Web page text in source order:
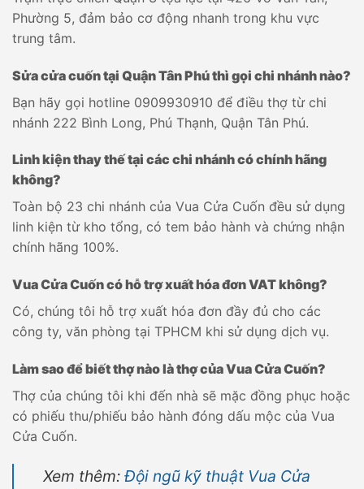
Phường 5, đảm bảo cơ động nhanh trong khu vực
trung tâm.
Sửa cửa cuốn tại Quận Tân Phú thì gọi chi nhánh nào?
Bạn hãy gọi hotline 0909930910 để điều thợ từ chi
nhánh 222 Bình Long, Phú Thạnh, Quận Tân Phú.
Linh kiện thay thế tại các chi nhánh có chính hãng
không?
Toàn bộ 23 chi nhánh của Vua Cửa Cuốn đều sử dụng
linh kiện từ kho tổng, có tem bảo hành và chứng nhận
chính hãng 100%.
Vua Cửa Cuốn có hỗ trợ xuất hóa đơn VAT không?
Có, chúng tôi hỗ trợ xuất hóa đơn đầy đủ cho các
công ty, văn phòng tại TPHCM khi sử dụng dịch vụ.
Làm sao để biết thợ nào là thợ của Vua Cửa Cuốn?
Thợ của chúng tôi khi đến nhà sẽ mặc đồng phục hoặc
có phiếu thu/phiếu bảo hành đóng dấu mộc của Vua
Cửa Cuốn.
Xem thêm: Đội ngũ kỹ thuật Vua Cửa